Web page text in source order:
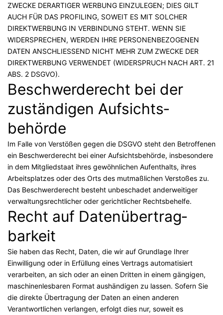
ZWECKE DERARTIGER WERBUNG EINZULEGEN; DIES GILT
AUCH FÜR DAS PROFILING, SOWEIT ES MIT SOLCHER
DIREKTWERBUNG IN VERBINDUNG STEHT. WENN SIE
WIDERSPRECHEN, WERDEN IHRE PERSONENBEZOGENEN
DATEN ANSCHLIESSEND NICHT MEHR ZUM ZWECKE DER
DIREKTWERBUNG VERWENDET (WIDERSPRUCH NACH ART. 21
ABS. 2 DSGVO).
Beschwerde­recht bei der
zuständigen Aufsichts­
behörde
Im Falle von Verstößen gegen die DSGVO steht den Betroffenen
ein Beschwerderecht bei einer Aufsichtsbehörde, insbesondere
in dem Mitgliedstaat ihres gewöhnlichen Aufenthalts, ihres
Arbeitsplatzes oder des Orts des mutmaßlichen Verstoßes zu.
Das Beschwerderecht besteht unbeschadet anderweitiger
verwaltungsrechtlicher oder gerichtlicher Rechtsbehelfe.
Recht auf Daten­übertrag­
barkeit
Sie haben das Recht, Daten, die wir auf Grundlage Ihrer
Einwilligung oder in Erfüllung eines Vertrags automatisiert
verarbeiten, an sich oder an einen Dritten in einem gängigen,
maschinenlesbaren Format aushändigen zu lassen. Sofern Sie
die direkte Übertragung der Daten an einen anderen
Verantwortlichen verlangen, erfolgt dies nur, soweit es